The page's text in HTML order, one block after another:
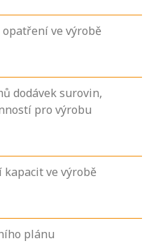
ve výrobě
dodávek surovin,
pro výrobu
ve výrobě
plánu